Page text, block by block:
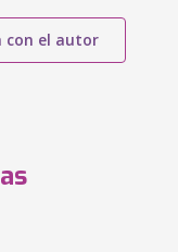
con el autor